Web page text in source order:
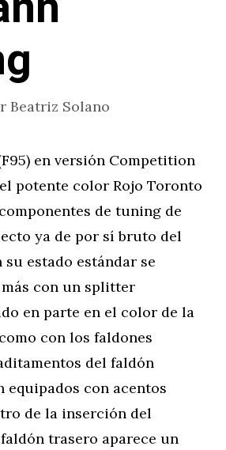
Beatriz Solano
en versión Competition
potente color Rojo Toronto
de tuning de
ya de por sí bruto del
su estado estándar se
con un splitter
en parte en el color de la
con los faldones
del faldón
equipados con acentos
de la inserción del
trasero aparece un